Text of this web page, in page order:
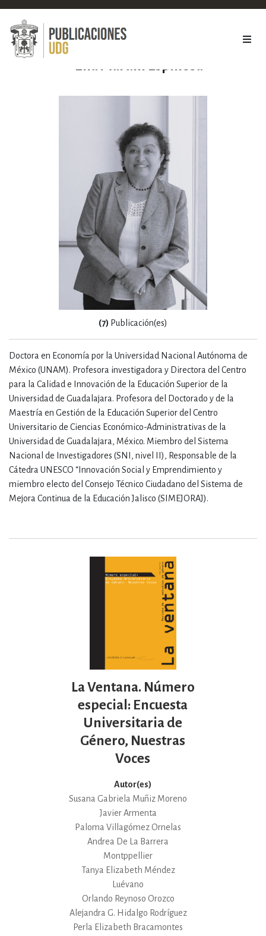
Elia Marúm Espinosa
Doctora en Economía por la Universidad Nacional Autónoma de
México (UNAM). Profesora investigadora y Directora del Centro
para la Calidad e Innovación de la Educación Superior de la
Universidad de Guadalajara. Profesora del Doctorado y de la
Maestría en Gestión de la Educación Superior del Centro
Universitario de Ciencias Económico-Administrativas de la
Universidad de Guadalajara, México. Miembro del Sistema
Nacional de Investigadores (SNI, nivel II), Responsable de la
Cátedra UNESCO “Innovación Social y Emprendimiento y
miembro electo del Consejo Técnico Ciudadano del Sistema de
Mejora Continua de la Educación Jalisco (SIMEJORAJ).
(7) Publicación(es)
La Ventana. Número
especial: Encuesta
Universitaria de
Género, Nuestras
Voces
Autor(es)
Susana Gabriela Muñiz Moreno
Javier Armenta
Paloma Villagómez Ornelas
Andrea De La Barrera
Montppellier
Tanya Elizabeth Méndez
Luévano
Orlando Reynoso Orozco
Alejandra G. Hidalgo Rodríguez
Perla Elizabeth Bracamontes